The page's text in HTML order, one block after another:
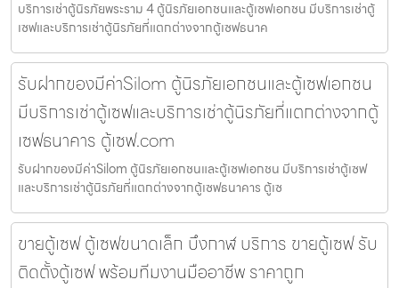
บริการเช่าตู้นิรภัยพระราม 4 ตู้นิรภัยเอกชนและตู้เซฟเอกชน มีบริการเช่าตู้
เซฟและบริการเช่าตู้นิรภัยที่แตกต่างจากตู้เซฟธนาค
รับฝากของมีค่าSilom ตู้นิรภัยเอกชนและตู้เซฟเอกชน
มีบริการเช่าตู้เซฟและบริการเช่าตู้นิรภัยที่แตกต่างจากตู้
เซฟธนาคาร ตู้เซฟ.com
รับฝากของมีค่าSilom ตู้นิรภัยเอกชนและตู้เซฟเอกชน มีบริการเช่าตู้เซฟ
และบริการเช่าตู้นิรภัยที่แตกต่างจากตู้เซฟธนาคาร ตู้เซ
ขายตู้เซฟ ตู้เซฟขนาดเล็ก บึงกาฬ บริการ ขายตู้เซฟ รับ
ติดตั้งตู้เซฟ พร้อมทีมงานมืออาชีพ ราคาถูก